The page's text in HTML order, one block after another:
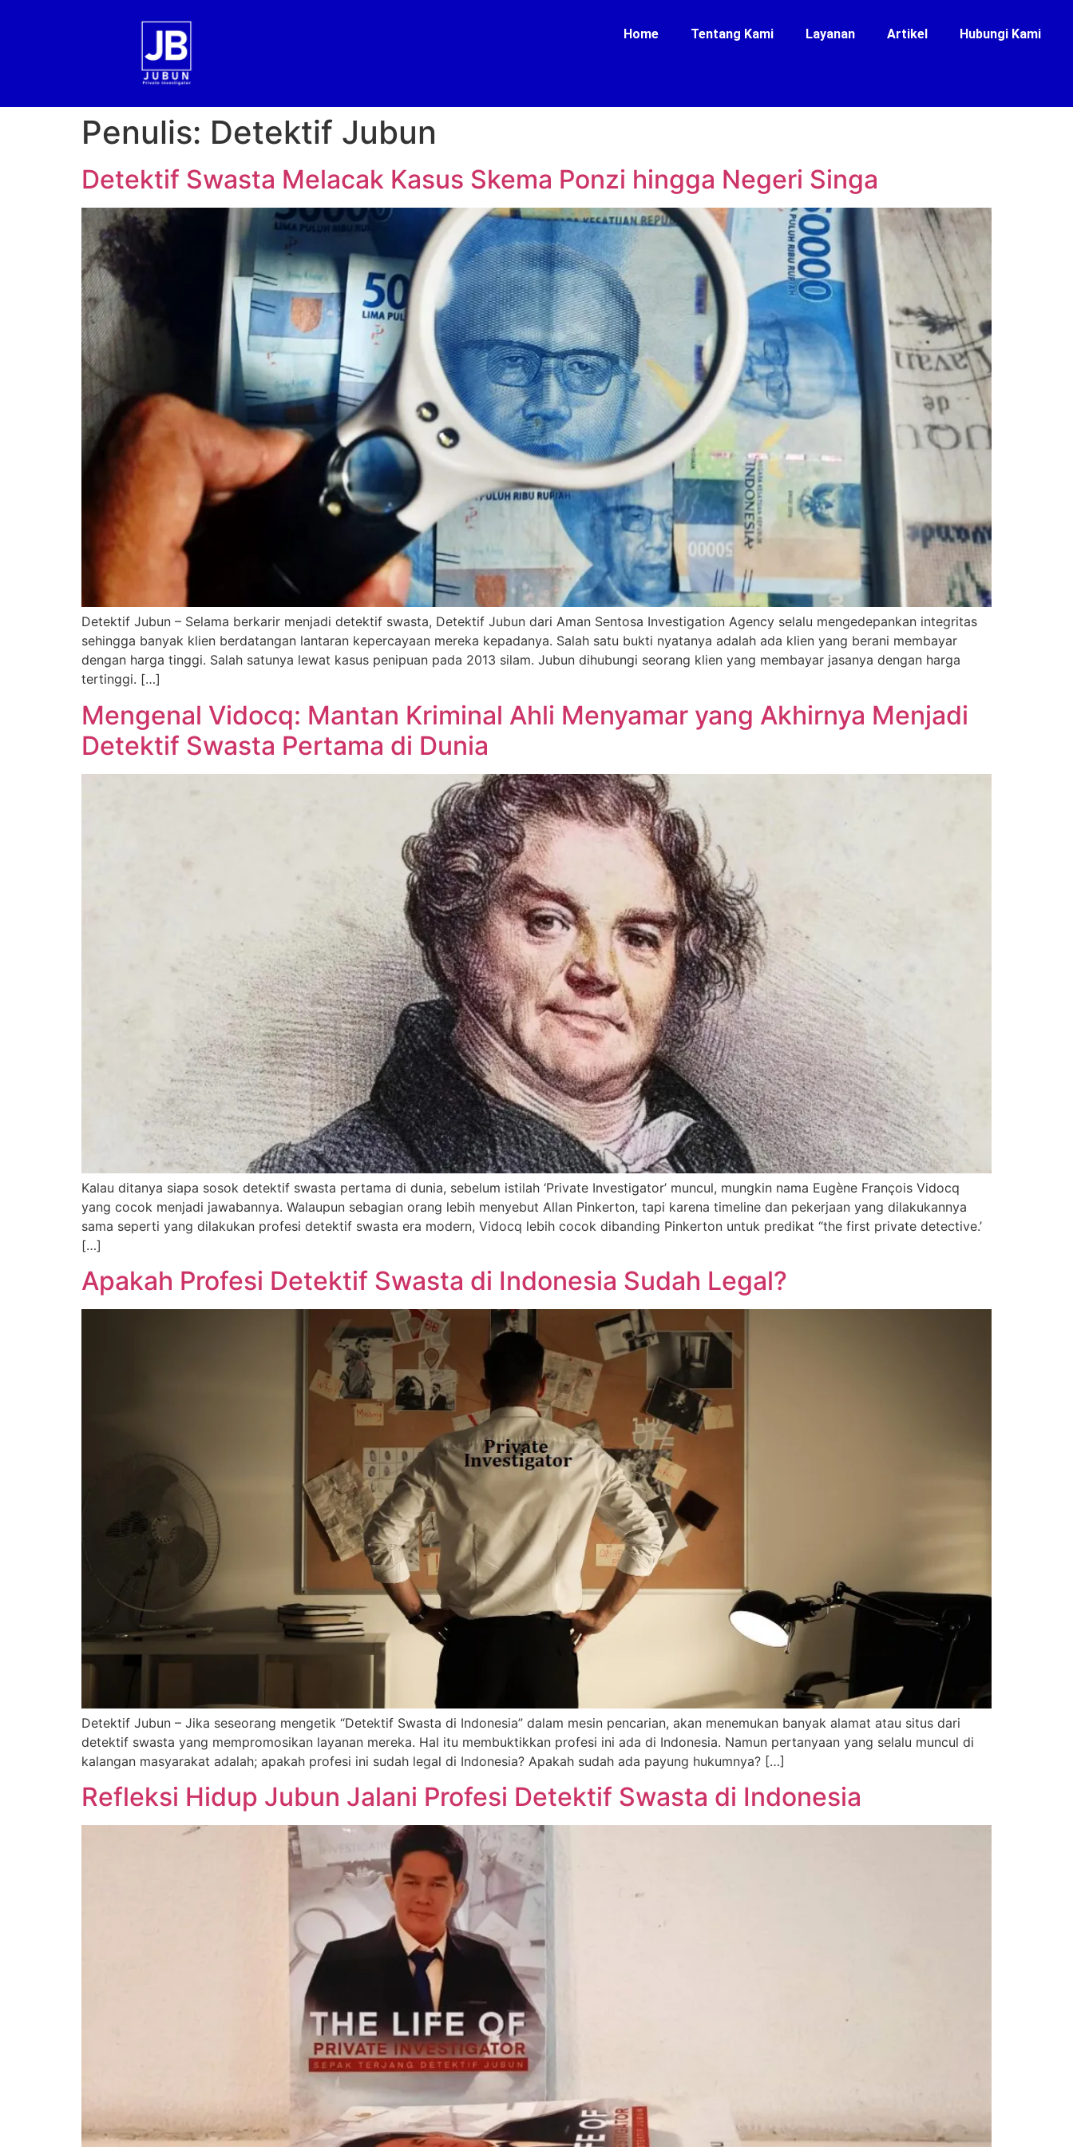
Home Tentang Kami Layanan Artikel Hubungi Kami
Penulis: Detektif Jubun
Detektif Swasta Melacak Kasus Skema Ponzi hingga Negeri Singa
Detektif Jubun – Selama berkarir menjadi detektif swasta, Detektif Jubun dari Aman Sentosa Investigation Agency selalu mengedepankan integritas
sehingga banyak klien berdatangan lantaran kepercayaan mereka kepadanya. Salah satu bukti nyatanya adalah ada klien yang berani membayar
dengan harga tinggi. Salah satunya lewat kasus penipuan pada 2013 silam. Jubun dihubungi seorang klien yang membayar jasanya dengan harga
tertinggi. […]
Mengenal Vidocq: Mantan Kriminal Ahli Menyamar yang Akhirnya Menjadi
Detektif Swasta Pertama di Dunia
Kalau ditanya siapa sosok detektif swasta pertama di dunia, sebelum istilah ‘Private Investigator’ muncul, mungkin nama Eugène François Vidocq
yang cocok menjadi jawabannya. Walaupun sebagian orang lebih menyebut Allan Pinkerton, tapi karena timeline dan pekerjaan yang dilakukannya
sama seperti yang dilakukan profesi detektif swasta era modern, Vidocq lebih cocok dibanding Pinkerton untuk predikat “the first private detective.’
[…]
Apakah Profesi Detektif Swasta di Indonesia Sudah Legal?
Detektif Jubun – Jika seseorang mengetik “Detektif Swasta di Indonesia” dalam mesin pencarian, akan menemukan banyak alamat atau situs dari
detektif swasta yang mempromosikan layanan mereka. Hal itu membuktikkan profesi ini ada di Indonesia. Namun pertanyaan yang selalu muncul di
kalangan masyarakat adalah; apakah profesi ini sudah legal di Indonesia? Apakah sudah ada payung hukumnya? […]
Refleksi Hidup Jubun Jalani Profesi Detektif Swasta di Indonesia